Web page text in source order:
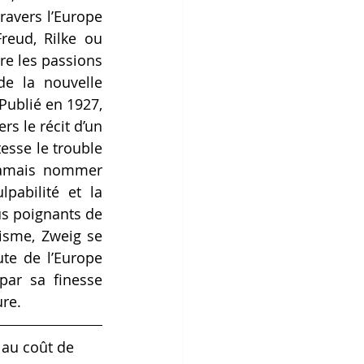
l’Europe
Rilke ou
les passions
la nouvelle
le récit d’un
le trouble
nommer
et la
poignants de
Zweig se
de l’Europe
sa finesse
coût de